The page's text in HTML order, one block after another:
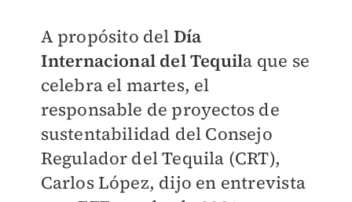
A propósito del Día
Internacional del Tequila que se
celebra el martes, el
responsable de proyectos de
sustentabilidad del Consejo
Regulador del Tequila (CRT),
Carlos López, dijo en entrevista